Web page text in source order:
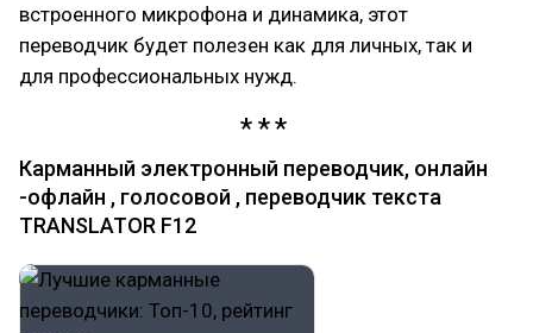
встроенного микрофона и динамика, этот
переводчик будет полезен как для личных, так и
для профессиональных нужд.
Карманный электронный переводчик, онлайн
-офлайн , голосовой , переводчик текста
TRANSLATOR F12